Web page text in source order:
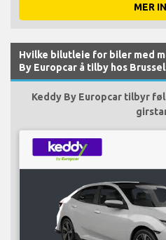
MER
Hvilke bilutleie for biler med
By Europcar å tilby hos
Keddy By Europcar tilbyr